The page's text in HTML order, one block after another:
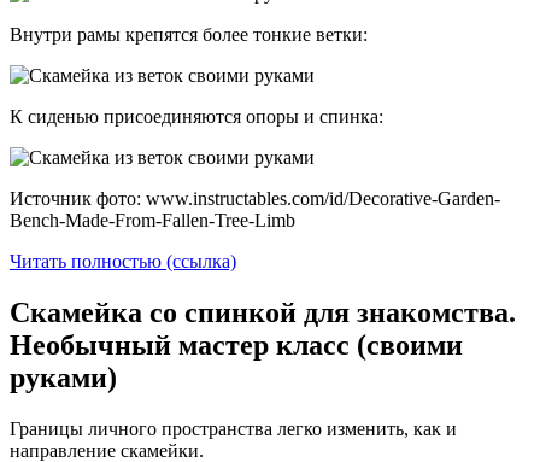
Внутри рамы крепятся более тонкие ветки:
К сиденью присоединяются опоры и спинка:
Источник фото: www.instructables.com/id/Decorative-Garden-
Bench-Made-From-Fallen-Tree-Limb
Читать полностью (ссылка)
Скамейка со спинкой для знакомства.
Необычный мастер класс (своими
руками)
Границы личного пространства легко изменить, как и
направление скамейки.